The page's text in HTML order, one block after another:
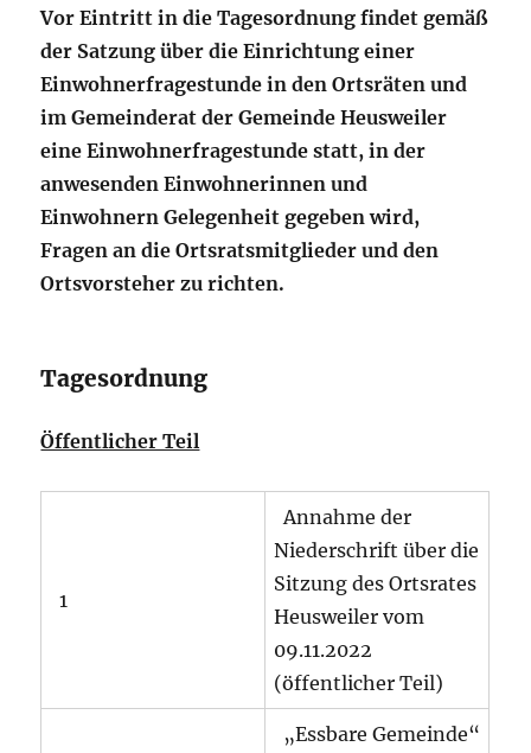
Vor Eintritt in die Tagesordnung findet gemäß
der Satzung über die Einrichtung einer
Einwohnerfragestunde in den Ortsräten und
im Gemeinderat der Gemeinde Heusweiler
eine Einwohnerfragestunde statt, in der
anwesenden Einwohnerinnen und
Einwohnern Gelegenheit gegeben wird,
Fragen an die Ortsratsmitglieder und den
Ortsvorsteher zu richten.
Tagesordnung
Öffentlicher Teil
1
Annahme der
Niederschrift über die
Sitzung des Ortsrates
Heusweiler vom
09.11.2022
(öffentlicher Teil)
„Essbare Gemeinde“